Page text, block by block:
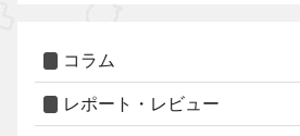
コラム
レポート・レビュー